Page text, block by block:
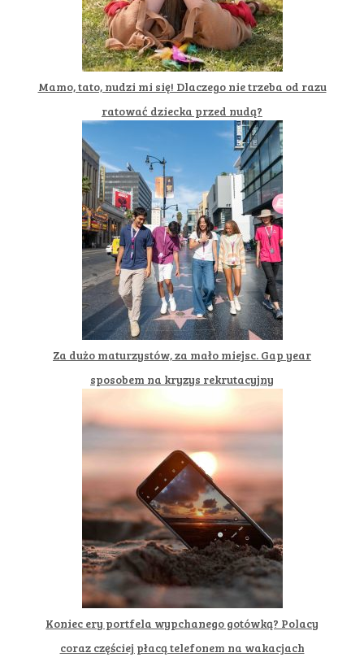
Mamo, tato, nudzi mi się! Dlaczego nie trzeba od razu
ratować dziecka przed nudą?
Za dużo maturzystów, za mało miejsc. Gap year
sposobem na kryzys rekrutacyjny
Koniec ery portfela wypchanego gotówką? Polacy
coraz częściej płacą telefonem na wakacjach